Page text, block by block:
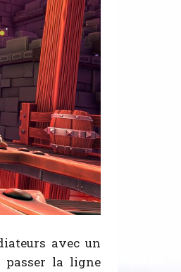
avec un
passer la ligne